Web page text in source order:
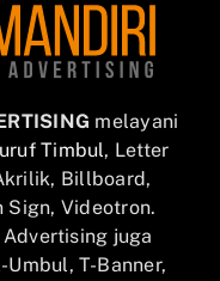
melayani
Timbul, Letter
Billboard,
Sign, Videotron.
juga
T-Banner,